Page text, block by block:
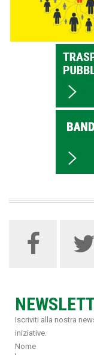
Iscriviti alla nostra
iniziative.
Nome